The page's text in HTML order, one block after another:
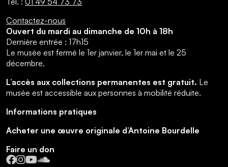
Contactez-nous
Ouvert du mardi au dimanche de 10h à 18h
Dernière entrée : 17h15
Le musée est fermé le 1er janvier, le 1er mai et le 25
décembre.
L’accès aux collections permanentes est gratuit. Le
musée est accessible aux personnes à mobilité réduite.
Informations pratiques
Acheter une œuvre originale d’Antoine Bourdelle
Faire un don
Facebook
Instagram
YouTube
SoundCloud